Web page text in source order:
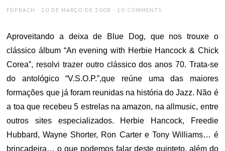
AUTHOR
FDPBACH
POSTED
20 DE MARÇO DE 2008 10 COMMENTS
Aproveitando a deixa de Blue Dog, que nos trouxe o
clássico álbum “An evening with Herbie Hancock & Chick
Corea”, resolvi trazer outro clássico dos anos 70. Trata-se
do antológico “V.S.O.P.”,que reúne uma das maiores
formações que já foram reunidas na história do Jazz. Não é
a toa que recebeu 5 estrelas na amazon, na allmusic, entre
outros sites especializados. Herbie Hancock, Freedie
Hubbard, Wayne Shorter, Ron Carter e Tony Williams… é
brincadeira… o que podemos falar deste quinteto, além do